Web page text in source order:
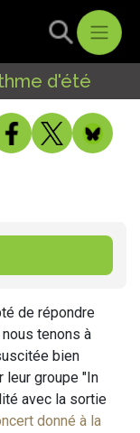
d'été
de répondre
tenons à
bien
leur groupe "In
avec la sortie
donné à la